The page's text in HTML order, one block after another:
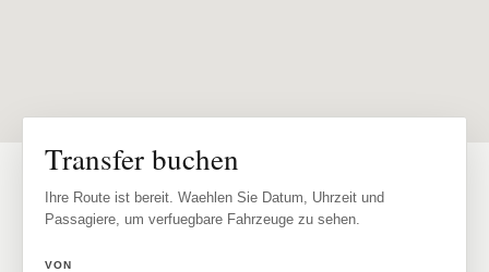
Transfer buchen
Ihre Route ist bereit. Waehlen Sie Datum, Uhrzeit und
Passagiere, um verfuegbare Fahrzeuge zu sehen.
VON